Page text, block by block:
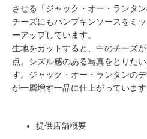
させる「ジャック・オー・ランタ
チーズにもパンプキンソースをミ
ーアップしています。
生地をカットすると、中のチーズ
点。シズル感のある写真をとりた
す。ジャック・オー・ランタンの
が一層増す一品に仕上がっています
提供店舗概要